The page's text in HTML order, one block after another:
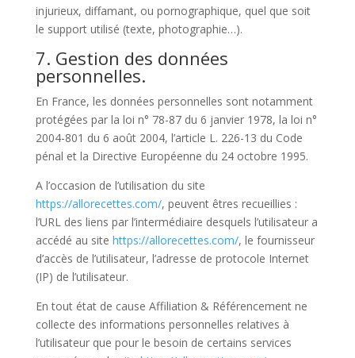
injurieux, diffamant, ou pornographique, quel que soit
le support utilisé (texte, photographie…).
7. Gestion des données
personnelles.
En France, les données personnelles sont notamment
protégées par la loi n° 78-87 du 6 janvier 1978, la loi n°
2004-801 du 6 août 2004, l’article L. 226-13 du Code
pénal et la Directive Européenne du 24 octobre 1995.
A l’occasion de l’utilisation du site
https://allorecettes.com/, peuvent êtres recueillies :
l’URL des liens par l’intermédiaire desquels l’utilisateur a
accédé au site https://allorecettes.com/, le fournisseur
d’accès de l’utilisateur, l’adresse de protocole Internet
(IP) de l’utilisateur.
En tout état de cause Affiliation & Référencement ne
collecte des informations personnelles relatives à
l’utilisateur que pour le besoin de certains services